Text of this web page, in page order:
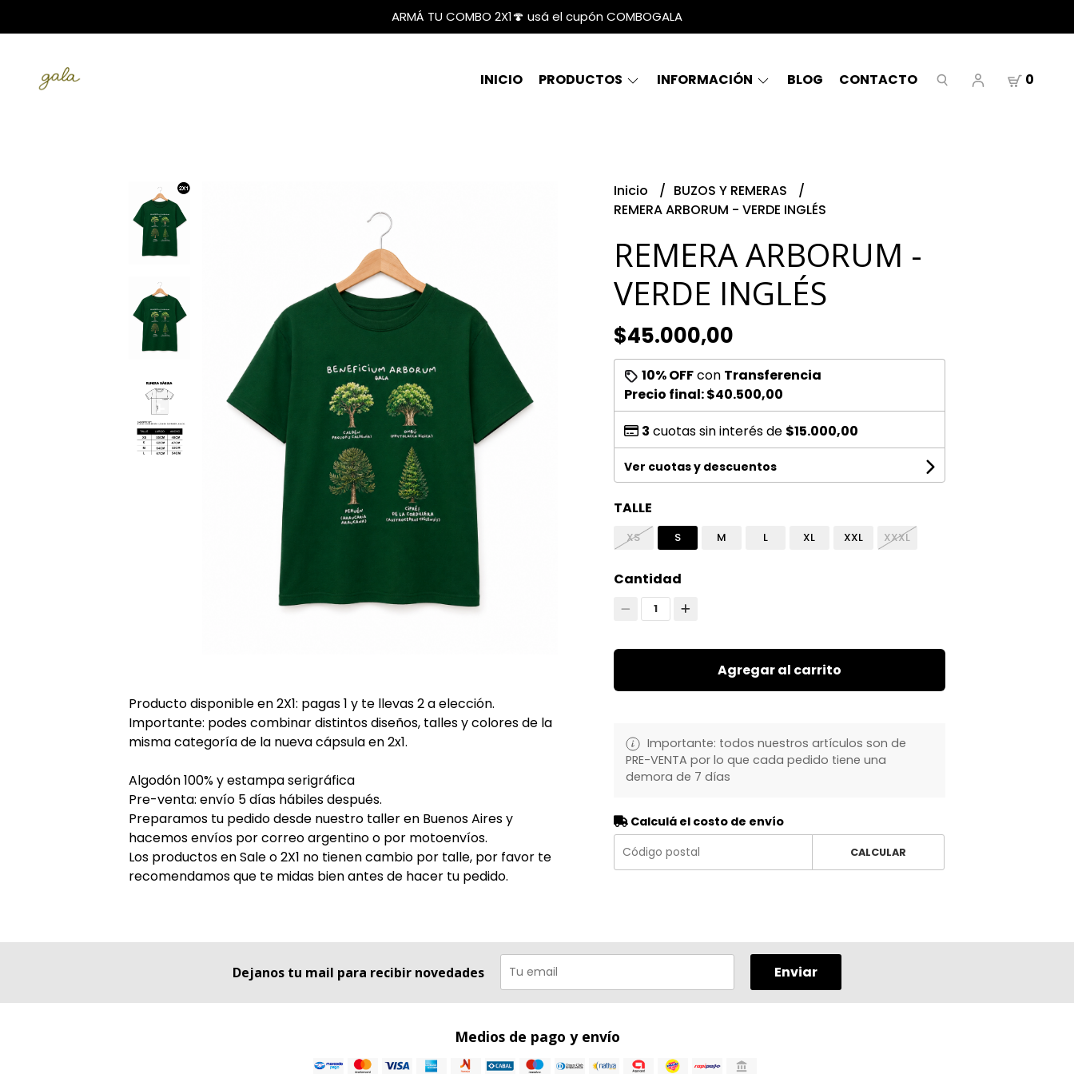
ARMÁ TU COMBO 2X1🍄 usá el cupón COMBOGALA
INICIO PRODUCTOS INFORMACIÓN BLOG CONTACTO 0
Producto disponible en 2X1: pagas 1 y te llevas 2 a elección.
Importante: podes combinar distintos diseños, talles y colores de la
misma categoría de la nueva cápsula en 2x1.
Algodón 100% y estampa serigráfica
Pre-venta: envío 5 días hábiles después.
Preparamos tu pedido desde nuestro taller en Buenos Aires y
hacemos envíos por correo argentino o por motoenvíos.
Los productos en Sale o 2X1 no tienen cambio por talle, por favor te
recomendamos que te midas bien antes de hacer tu pedido.
Inicio
BUZOS Y REMERAS
REMERA ARBORUM - VERDE INGLÉS
REMERA ARBORUM -
VERDE INGLÉS
$45.000,00
10% OFFcon Transferencia
Precio final:$40.500,00
3 cuotas sin interés de $15.000,00
Ver cuotas y descuentos
TALLE
XS S M L XL XXL XXXL
Cantidad
1
Agregar al carrito
Importante: todos nuestros artículos son de
PRE-VENTA por lo que cada pedido tiene una
demora de 7 días
Calculá el costo de envío
CALCULAR
Dejanos tu mail para recibir novedades Enviar
Medios de pago y envío